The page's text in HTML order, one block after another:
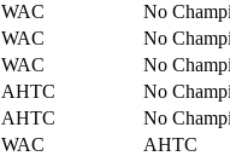
WAC No
WAC No
WAC No
AHTC No
AHTC No
WAC AHTC